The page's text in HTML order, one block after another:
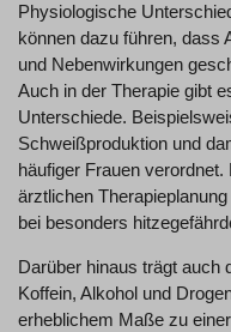
Physiologische
können dazu führen, dass
und Nebenwirkungen
Auch in der Therapie gibt
Unterschiede.
Schweißproduktion und
häufiger Frauen
ärztlichen
bei besonders
Darüber hinaus trägt auch
Koffein, Alkohol und
erheblichem Maße zu